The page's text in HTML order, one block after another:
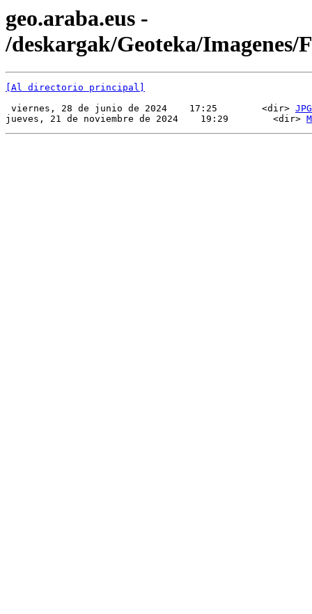
geo.araba.eus -
/deskargak/Geoteka/Imagenes/
[Al directorio principal]
viernes, 28 de junio de 2024    17:25        <dir> JPG
jueves, 21 de noviembre de 2024    19:29        <dir>